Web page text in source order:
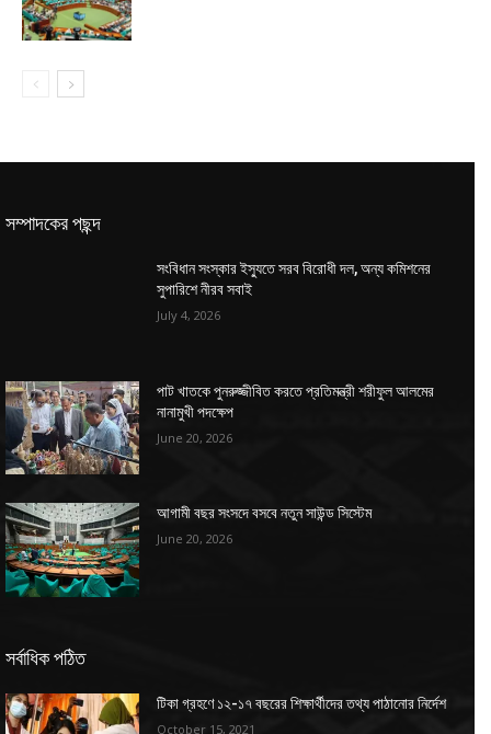
সম্পাদকের পছন্দ
সংবিধান সংস্কার ইস্যুতে সরব বিরোধী দল, অন্য কমিশনের
সুপারিশে নীরব সবাই
July 4, 2026
পাট খাতকে পুনরুজ্জীবিত করতে প্রতিমন্ত্রী শরীফুল আলমের
নানামুখী পদক্ষেপ
June 20, 2026
আগামী বছর সংসদে বসবে নতুন সাউন্ড সিস্টেম
June 20, 2026
সর্বাধিক পঠিত
টিকা গ্রহণে ১২-১৭ বছরের শিক্ষার্থীদের তথ্য পাঠানোর নির্দেশ
October 15, 2021